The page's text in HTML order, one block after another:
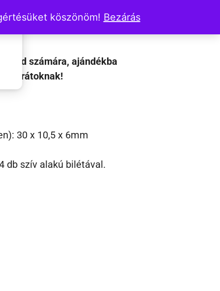
köszönöm! Bezárás
– szeretet
számára, ajándékba
barátoknak!
30 x 10,5 x 6mm
db szív alakú bilétával.